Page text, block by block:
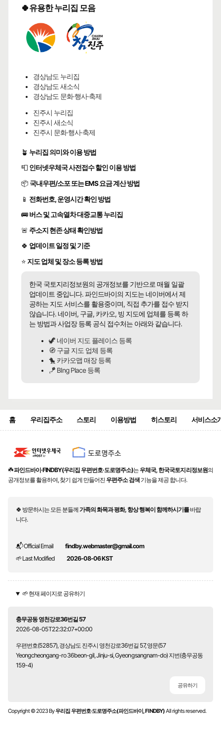
🍀유용한 누리집 모음
경상남도 누리집
경상남도 새소식
경상남도 문화·행사·축제
진주시 누리집
진주시 새소식
진주시 문화·행사·축제
🪴 누리집 의미와 이용 방법
📮 인터넷우체국 사전접수 할인 이용 방법
📦 국내우편/소포 또는 EMS 요금 계산 방법
📱 전화번호, 운영시간 확인 방법
🚌버스 및 고속열차 대중교통 누리집
🚨 주소지 현존 상태 확인방법
🍀 업데이트 일정 및 기준
⭐ 지도 업체 및 장소 등록 방법
한국 국토지리정보원의 공개정보를 기반으로 매월 일괄
업데이트 중입니다. 파인드바이의 지도는 네이버에서 제
공하는 지도 서비스를 활용중이며, 직접 추가를 접수 받지
않습니다. 네이버, 구글, 카카오, 빙 지도에 업체를 등록 하
는 방법과 사업장 등록 공식 접수처는 아래와 같습니다.
🦖 네이버 지도 플레이스 등록
🧭 구글 지도 업체 등록
🐤 카카오맵 매장 등록
🪁 BIng Place 등록
홈 우리집주소 스토리 이용방법 히스토리 서비스소
☘️파인드바이·FINDBY(우리집 우편번호·도로명주소)는 우체국, 한국국토지리정보원의
공개정보를 활용하여, 찾기 쉽게 만들어진 우편주소 검색 기능을 제공 합니다.
🍀 방문하시는 모든 분들께가족의 화목과 평화, 항상 행복이 함께하시기를바랍
니다.
📬 Official Email
findby.webmaster@gmail.com
🌱 Last Modified
2026-08-06 KST
🌱 현재 페이지로 공유하기
충무공동 영천강로36번길 57
2026-08-05T22:32:07+00:00
우편번호(52857), 경상남도 진주시 영천강로36번길 57, 영문(57
Yeongcheongang-ro 36beon-gil, Jinju-si, Gyeongsangnam-do) 지번(충무공동
159-4)
공유하기
Copyright © 2023 By우리집 우편번호·도로명주소(파인드바이, FINDBY)All rights reserved.